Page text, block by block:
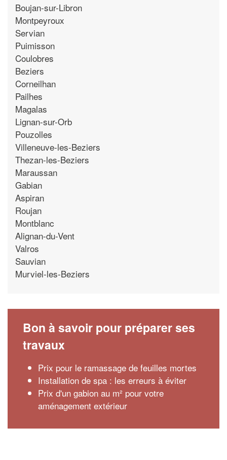
Boujan-sur-Libron
Montpeyroux
Servian
Puimisson
Coulobres
Beziers
Corneilhan
Pailhes
Magalas
Lignan-sur-Orb
Pouzolles
Villeneuve-les-Beziers
Thezan-les-Beziers
Maraussan
Gabian
Aspiran
Roujan
Montblanc
Alignan-du-Vent
Valros
Sauvian
Murviel-les-Beziers
Bon à savoir pour préparer ses
travaux
Prix pour le ramassage de feuilles mortes
Installation de spa : les erreurs à éviter
Prix d'un gabion au m² pour votre
aménagement extérieur